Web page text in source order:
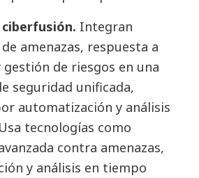
Integran
amenazas, respuesta a
gestión de riesgos en una
seguridad unificada,
automatización y análisis
tecnologías como
contra amenazas,
y análisis en tiempo